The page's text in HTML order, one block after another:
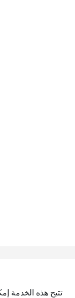
تتيح هذه الخدمة